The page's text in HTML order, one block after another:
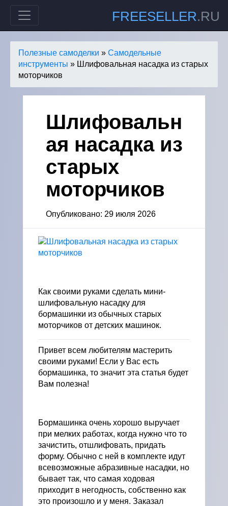
FREESELLER.RU
Полезные самоделки » Самодельные
инструменты » Шлифовальная насадка из старых
моторчиков
Шлифовальн
ая насадка из
старых
моторчиков
Опубликовано: 29 июля 2026
Как своими руками сделать мини-
шлифовальную насадку для
бормашинки из обычных старых
моторчиков от детских машинок.
Привет всем любителям мастерить
своими руками! Если у Вас есть
бормашинка, то значит эта статья будет
Вам полезна!
Бормашинка очень хорошо выручает
при мелких работах, когда нужно что то
зачистить, отшлифовать, придать
форму. Обычно с ней в комплекте идут
всевозможные абразивные насадки, но
бывает так, что самая ходовая
приходит в негодность, собственно как
это произошло и у меня. Заказал